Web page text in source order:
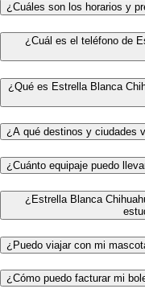
¿Cuáles son los horarios y
¿Cuál es el teléfono de
¿Qué es Estrella Blanca
¿A qué destinos y ciudades
¿Cuánto equipaje puedo
¿Estrella Blanca
¿Puedo viajar con mi
¿Cómo puedo facturar mi